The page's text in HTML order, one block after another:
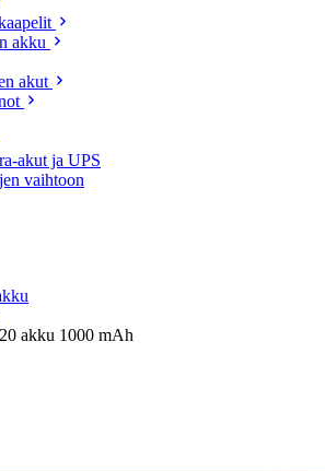
akku
akut
akut ja UPS
vaihtoon
akku 1000 mAh